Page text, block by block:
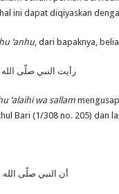
ini dapat diqiyaskan
‘anhu, dari bapaknya,
رأيت النبي صلّى
‘alaihi wa sallam
Bari (1/308 no. 205) dan
أن النبي صلّى